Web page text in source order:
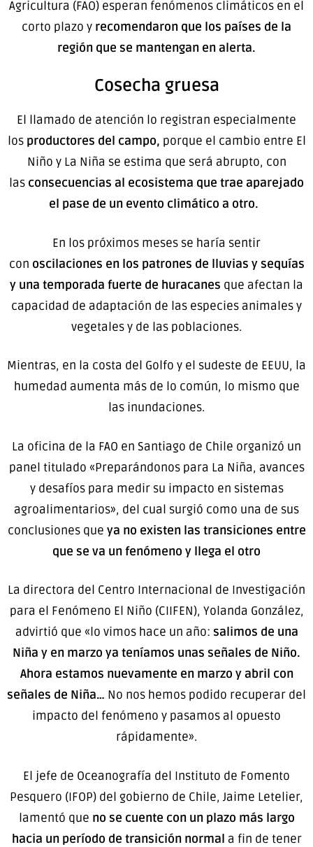
Agricultura (FAO) esperan fenómenos climáticos en el
corto plazo y recomendaron que los países de la
región que se mantengan en alerta.
Cosecha gruesa
El llamado de atención lo registran especialmente
los productores del campo, porque el cambio entre El
Niño y La Niña se estima que será abrupto, con
las consecuencias al ecosistema que trae aparejado
el pase de un evento climático a otro.
En los próximos meses se haría sentir
con oscilaciones en los patrones de lluvias y sequías
y una temporada fuerte de huracanes que afectan la
capacidad de adaptación de las especies animales y
vegetales y de las poblaciones.
Mientras, en la costa del Golfo y el sudeste de EEUU, la
humedad aumenta más de lo común, lo mismo que
las inundaciones.
La oficina de la FAO en Santiago de Chile organizó un
panel titulado «Preparándonos para La Niña, avances
y desafíos para medir su impacto en sistemas
agroalimentarios», del cual surgió como una de sus
conclusiones que ya no existen las transiciones entre
que se va un fenómeno y llega el otro
La directora del Centro Internacional de Investigación
para el Fenómeno El Niño (CIIFEN), Yolanda González,
advirtió que «lo vimos hace un año: salimos de una
Niña y en marzo ya teníamos unas señales de Niño.
Ahora estamos nuevamente en marzo y abril con
señales de Niña… No nos hemos podido recuperar del
impacto del fenómeno y pasamos al opuesto
rápidamente».
El jefe de Oceanografía del Instituto de Fomento
Pesquero (IFOP) del gobierno de Chile, Jaime Letelier,
lamentó que no se cuente con un plazo más largo
hacia un período de transición normal a fin de tener